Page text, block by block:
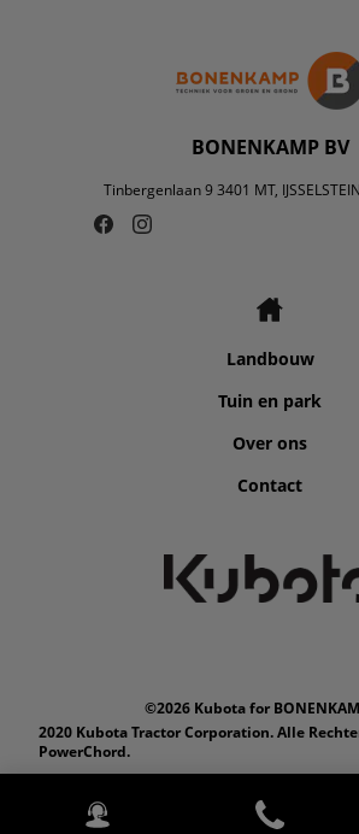
BONENKAMP BV
Tinbergenlaan 9 3401 MT,
Landbouw
Tuin en park
Over ons
Contact
©2026 Kubota for
2020 Kubota Tractor Corporation. Alle
PowerChord.